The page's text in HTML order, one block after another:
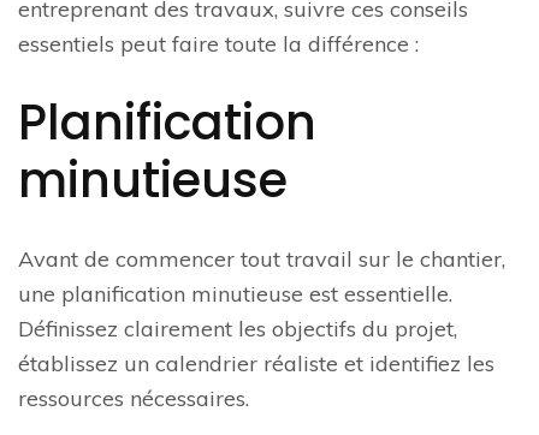
entreprenant des travaux, suivre ces conseils
essentiels peut faire toute la différence :
Planification
minutieuse
Avant de commencer tout travail sur le chantier,
une planification minutieuse est essentielle.
Définissez clairement les objectifs du projet,
établissez un calendrier réaliste et identifiez les
ressources nécessaires.